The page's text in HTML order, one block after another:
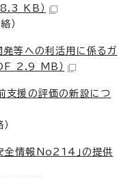
KB）
）
発等への利活用に係るガ
2.9 MB）
支援の評価の新設につ
全情報No214」の提供